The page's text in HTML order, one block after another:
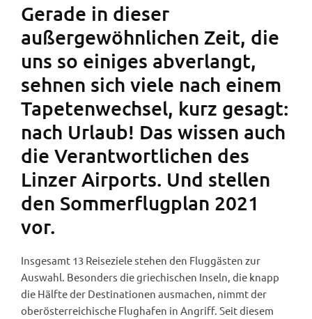
Gerade in dieser
außergewöhnlichen Zeit, die
uns so einiges abverlangt,
sehnen sich viele nach einem
Tapetenwechsel, kurz gesagt:
nach Urlaub! Das wissen auch
die Verantwortlichen des
Linzer Airports. Und stellen
den Sommerflugplan 2021
vor.
Insgesamt 13 Reiseziele stehen den Fluggästen zur
Auswahl. Besonders die griechischen Inseln, die knapp
die Hälfte der Destinationen ausmachen, nimmt der
oberösterreichische Flughafen in Angriff. Seit diesem